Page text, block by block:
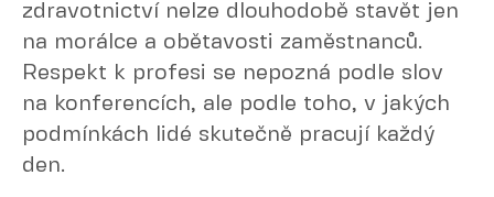
zdravotnictví nelze dlouhodobě stavět jen
na morálce a obětavosti zaměstnanců.
Respekt k profesi se nepozná podle slov
na konferencích, ale podle toho, v jakých
podmínkách lidé skutečně pracují každý
den.